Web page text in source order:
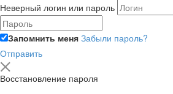
Неверный логин или пароль
Запомнить меня Забыли пароль?
Отправить
Восстановление пароля